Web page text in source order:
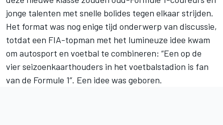
jonge talenten met snelle bolides tegen elkaar strijden.
Het format was nog enige tijd onderwerp van discussie,
totdat een FIA-topman met het lumineuze idee kwam
om autosport en voetbal te combineren: “Een op de
vier seizoenkaarthouders in het voetbalstadion is fan
van de Formule 1”. Een idee was geboren.